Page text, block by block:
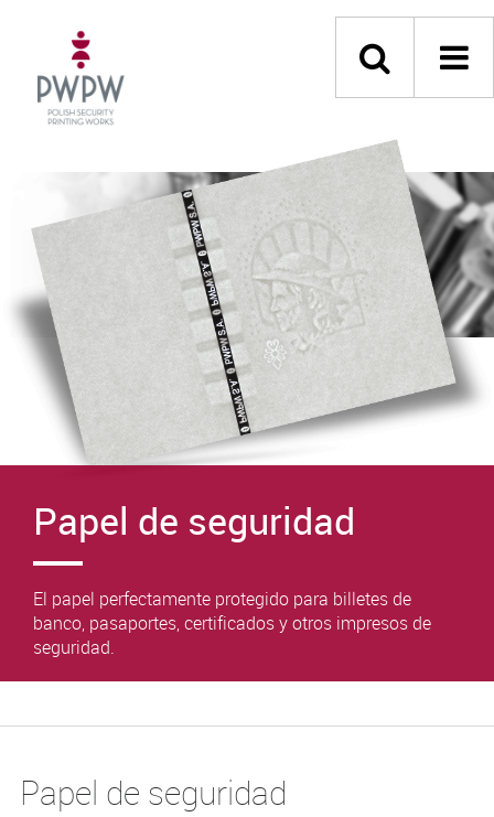
Papel de seguridad
El papel perfectamente protegido para billetes de
banco, pasaportes, certificados y otros impresos de
seguridad.
Papel de seguridad